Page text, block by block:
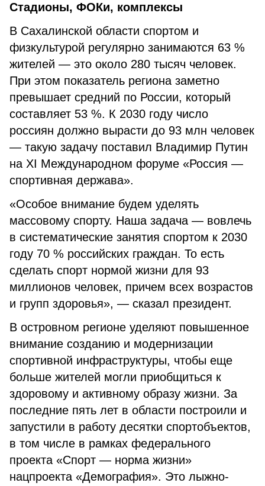
Стадионы, ФОКи, комплексы
В Сахалинской области спортом и
физкультурой регулярно занимаются 63 %
жителей — это около 280 тысяч человек.
При этом показатель региона заметно
превышает средний по России, который
составляет 53 %. К 2030 году число
россиян должно вырасти до 93 млн человек
— такую задачу поставил Владимир Путин
на XI Международном форуме «Россия —
спортивная держава».
«Особое внимание будем уделять
массовому спорту. Наша задача — вовлечь
в систематические занятия спортом к 2030
году 70 % российских граждан. То есть
сделать спорт нормой жизни для 93
миллионов человек, причем всех возрастов
и групп здоровья», — сказал президент.
В островном регионе уделяют повышенное
внимание созданию и модернизации
спортивной инфраструктуры, чтобы еще
больше жителей могли приобщиться к
здоровому и активному образу жизни. За
последние пять лет в области построили и
запустили в работу десятки спортобъектов,
в том числе в рамках федерального
проекта «Спорт — норма жизни»
нацпроекта «Демография». Это лыжно-